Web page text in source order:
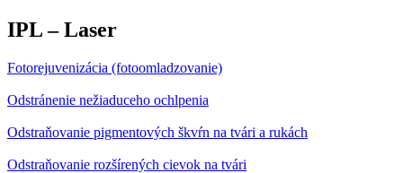
IPL – Laser
Fotorejuvenizácia (fotoomladzovanie)
Odstránenie nežiaduceho ochlpenia
Odstraňovanie pigmentových škvŕn na tvári a rukách
Odstraňovanie rozšírených cievok na tvári